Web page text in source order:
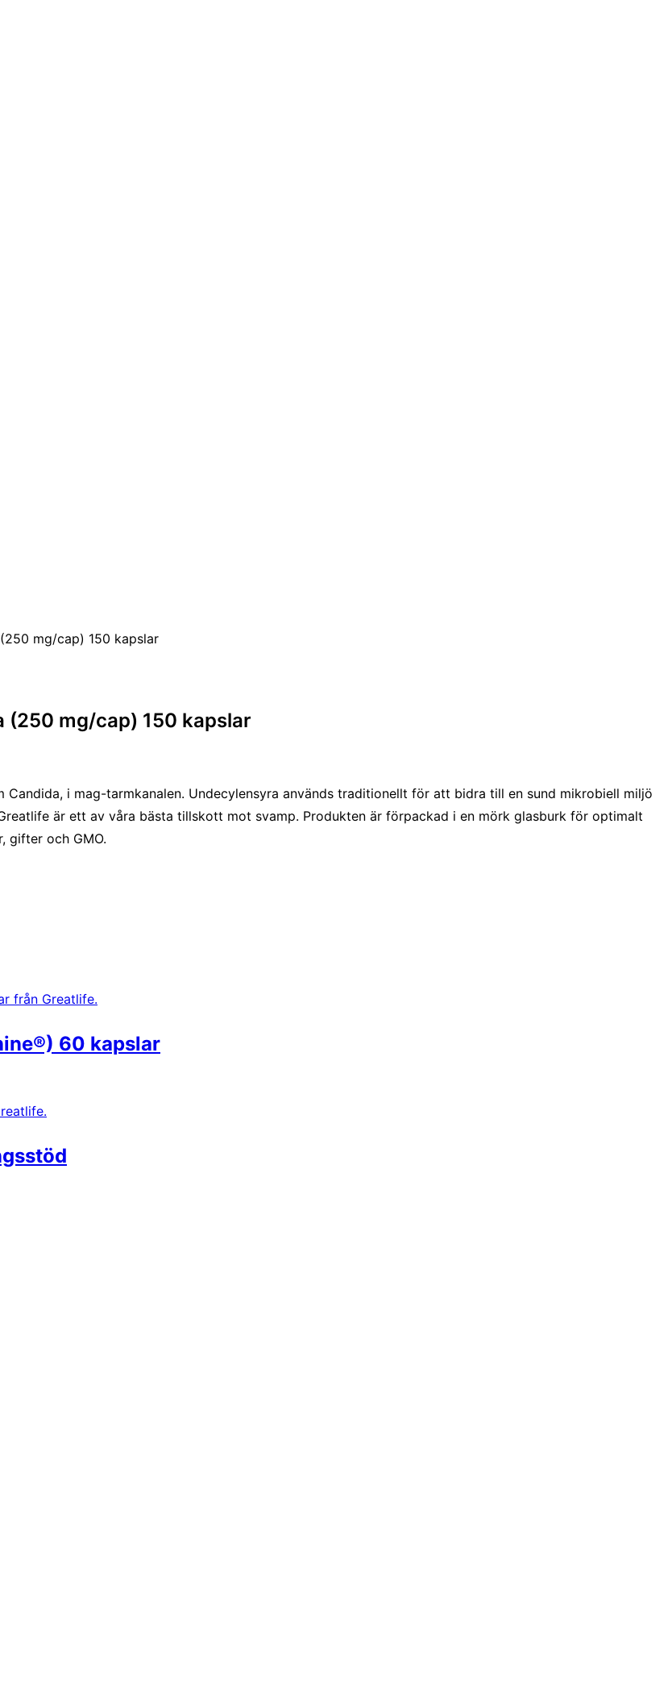
mg/cap) 150 kapslar
(250 mg/cap) 150 kapslar
i mag-tarmkanalen. Undecylensyra används traditionellt för att bidra till en sund mikrobiell miljö
är ett av våra bästa tillskott mot svamp. Produkten är förpackad i en mörk glasburk för optimalt
gifter och GMO.
60 kapslar